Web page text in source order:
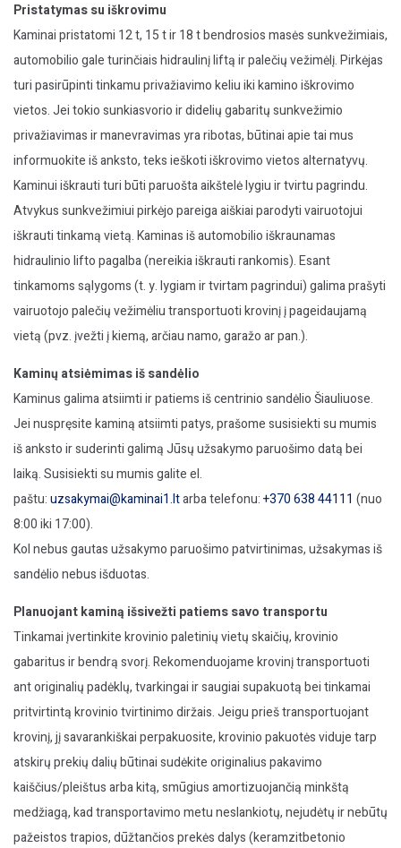
Pristatymas su iškrovimu
Kaminai pristatomi 12 t, 15 t ir 18 t bendrosios masės sunkvežimiais,
automobilio gale turinčiais hidraulinį liftą ir palečių vežimėlį. Pirkėjas
turi pasirūpinti tinkamu privažiavimo keliu iki kamino iškrovimo
vietos. Jei tokio sunkiasvorio ir didelių gabaritų sunkvežimio
privažiavimas ir manevravimas yra ribotas, būtinai apie tai mus
informuokite iš anksto, teks ieškoti iškrovimo vietos alternatyvų.
Kaminui iškrauti turi būti paruošta aikštelė lygiu ir tvirtu pagrindu.
Atvykus sunkvežimiui pirkėjo pareiga aiškiai parodyti vairuotojui
iškrauti tinkamą vietą. Kaminas iš automobilio iškraunamas
hidraulinio lifto pagalba (nereikia iškrauti rankomis). Esant
tinkamoms sąlygoms (t. y. lygiam ir tvirtam pagrindui) galima prašyti
vairuotojo palečių vežimėliu transportuoti krovinį į pageidaujamą
vietą (pvz. įvežti į kiemą, arčiau namo, garažo ar pan.).
Kaminų atsiėmimas iš sandėlio
Kaminus galima atsiimti ir patiems iš centrinio sandėlio Šiauliuose.
Jei nuspręsite kaminą atsiimti patys, prašome susisiekti su mumis
iš anksto ir suderinti galimą Jūsų užsakymo paruošimo datą bei
laiką. Susisiekti su mumis galite el.
paštu:uzsakymai@kaminai1.ltarba telefonu:+370 638 44111 (nuo
8:00 iki 17:00).
Kol nebus gautas užsakymo paruošimo patvirtinimas, užsakymas iš
sandėlio nebus išduotas.
Planuojant kaminą išsivežti patiems savo transportu
Tinkamai įvertinkite krovinio paletinių vietų skaičių, krovinio
gabaritus ir bendrą svorį. Rekomenduojame krovinį transportuoti
ant originalių padėklų, tvarkingai ir saugiai supakuotą bei tinkamai
pritvirtintą krovinio tvirtinimo diržais. Jeigu prieš transportuojant
krovinį, jį savarankiškai perpakuosite, krovinio pakuotės viduje tarp
atskirų prekių dalių būtinai sudėkite originalius pakavimo
kaiščius/pleištus arba kitą, smūgius amortizuojančią minkštą
medžiagą, kad transportavimo metu neslankiotų, nejudėtų ir nebūtų
pažeistos trapios, dūžtančios prekės dalys (keramzitbetonio